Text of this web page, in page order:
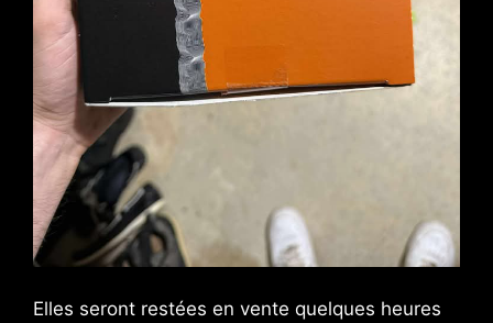
Elles seront restées en vente quelques heures